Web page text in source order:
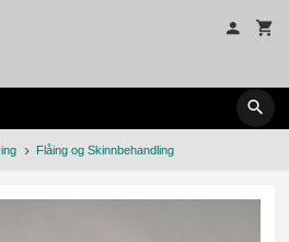
Flåing og Skinnbehandling